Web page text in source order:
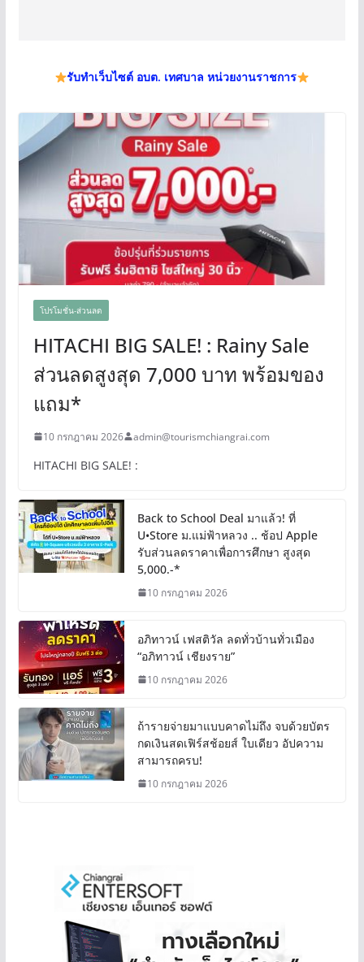
รับทำเว็บไซต์ อบต. เทศบาล หน่วยงานราชการ
โปรโมชั่น-ส่วนลด
HITACHI BIG SALE! : Rainy Sale
ส่วนลดสูงสุด 7,000 บาท พร้อมของ
แถม*
10 กรกฎาคม 2026 admin@tourismchiangrai.com
HITACHI BIG SALE! :
Back to School Deal มาแล้ว! ที่
U•Store ม.แม่ฟ้าหลวง .. ช้อป Apple
รับส่วนลดราคาเพื่อการศึกษา สูงสุด
5,000.-*
10 กรกฎาคม 2026
อภิทาวน์ เฟสติวัล ลดทั่วบ้านทั่วเมือง
“อภิทาวน์ เชียงราย”
10 กรกฎาคม 2026
ถ้ารายจ่ายมาแบบคาดไม่ถึง จบด้วยบัตร
กดเงินสดเฟิร์สช้อยส์ ใบเดียว อัปความ
สามารถครบ!
10 กรกฎาคม 2026